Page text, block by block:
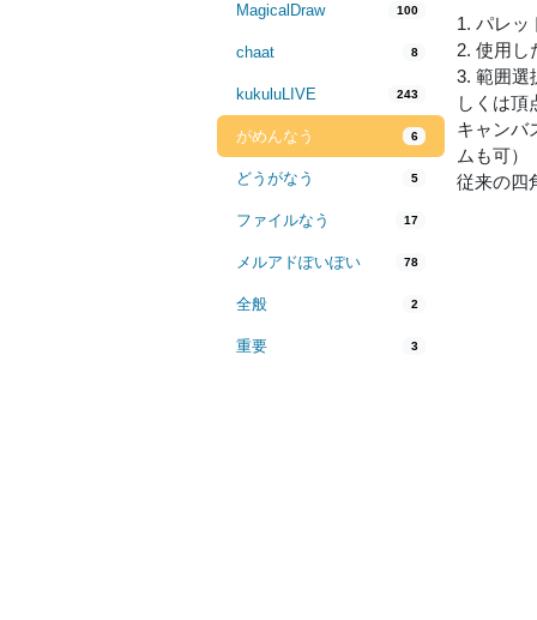
MagicalDraw 100
chaat 8
kukuluLIVE 243
がめんなう 6
どうがなう 5
ファイルなう 17
メルアドぽいぽい 78
全般 2
重要 3
1. パレッ
2. 使用し
3. 範囲選
しくは頂
キャンバ
ムも可）
従来の四